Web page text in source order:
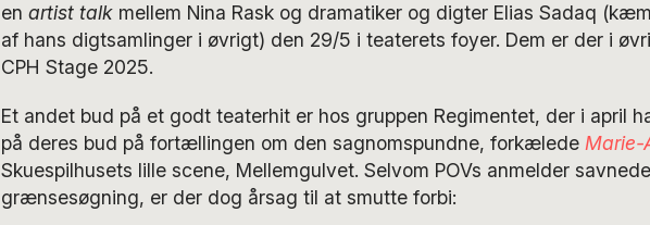
en artist talkmellem Nina Rask og dramatiker og digter Elias Sadaq
af hans digtsamlinger i øvrigt) den 29/5 i teaterets foyer. Dem er der i
CPH Stage 2025.
Et andet bud på et godt teaterhit er hos gruppen Regimentet, der i april
på deres bud på fortællingen om den sagnomspundne, forkælede Marie-
Skuespilhusets lille scene, Mellemgulvet. Selvom POVs anmelder
grænsesøgning, er der dog årsag til at smutte forbi: